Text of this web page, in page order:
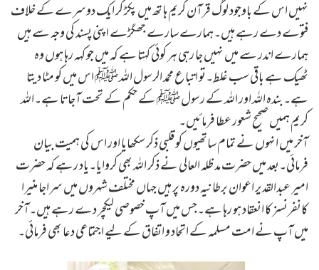
نہیں اس کے باوجود لوگ قرآن کریم ہا تھ میں پکڑ کر ایک دوسرے کے خلاف
فتوے دے رہے ہیں۔ہمارے سارے جھگڑے اپنی پسند کی وجہ سے ہیں
ہمارے اندر سے میں نہیں جا رہی ہر کوئی کہتا ہے کہ میں جو کہہ رہا ہوں وہ
ٹھیک ہے باقی سب غلط۔تو اتباع محمد الرسول اللہ ﷺ اس میں کو مٹا دیتا
ہے۔بندہ اللہ اور اللہ کے رسول ﷺ کے حکم کے تحت آجاتا ہے۔اللہ
کریم ہمیں صحیح شعور عطا فرمائیں۔
آخر میں انہوں نے تمام ساتھیوں کو قلبی ذکر سکھایا اور اس کی ہمیت بیان
فرمائی۔بعد میں حضرت مد ظلہ العالی نے ذکر اللہ بھی کروایا۔یاد رہے کہ حضرت
امیر عبدالقدیر اعوان برطانیہ دورہ پر ہیں جہاں مختلف شہروں میں سراجا منیرا
کانفرنسز کا انعقاد ہو رہا ہے۔جس میں آپ خصوصی لیکچر دے رہے ہیں۔آخر
میں آپ نے امت مسلمہ کے اتحاد و اتفاق کے لیے اجتماعی دعا بھی فرمائی۔